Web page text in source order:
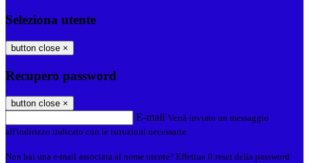
Seleziona utente
button close ×
Recupero password
button close ×
E-mail Verrà inviato un messaggio
all'indirizzo indicato con le istruzioni necessarie.
Non hai una e-mail associata al nome utente? Effettua il reset della password